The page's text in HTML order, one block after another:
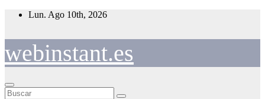
Saltar
Lun. Ago 10th, 2026
webinstant.es